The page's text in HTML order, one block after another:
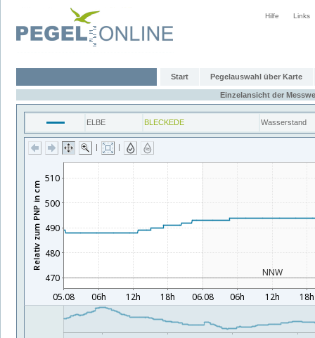
Hilfe Links
Start Pegelauswahl über Karte
Einzelansicht der
ELBE BLECKEDE Wasserstand
| |